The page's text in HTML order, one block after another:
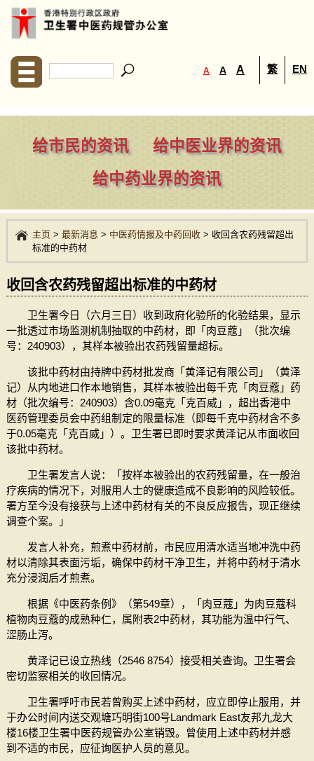
A A A 繁 EN
给市民的资讯
给中医业界的资讯
给中药业界的资讯
主页> 最新消息 > 中医药情报及中药回收> 收回含农药残留超出
标准的中药材
收回含农药残留超出标准的中药材
卫生署今日（六月三日）收到政府化验所的化验结果，显示
一批透过市场监测机制抽取的中药材，即「肉豆蔻」（批次编
号：240903），其样本被验出农药残留量超标。
该批中药材由持牌中药材批发商「黄泽记有限公司」（黄泽
记）从内地进口作本地销售，其样本被验出每千克「肉豆蔻」药
材（批次编号：240903）含0.09毫克「克百威」，超出香港中
医药管理委员会中药组制定的限量标准（即每千克中药材含不多
于0.05毫克「克百威」）。卫生署已即时要求黄泽记从市面收回
该批中药材。
卫生署发言人说：「按样本被验出的农药残留量，在一般治
疗疾病的情况下，对服用人士的健康造成不良影响的风险较低。
署方至今没有接获与上述中药材有关的不良反应报告，现正继续
调查个案。」
发言人补充，煎煮中药材前，市民应用清水适当地冲洗中药
材以清除其表面污垢，确保中药材干净卫生，并将中药材于清水
充分浸润后才煎煮。
根据《中医药条例》（第549章），「肉豆蔻」为肉豆蔻科
植物肉豆蔻的成熟种仁，属附表2中药材，其功能为温中行气、
涩肠止泻。
黄泽记已设立热线（2546 8754）接受相关查询。卫生署会
密切监察相关的收回情况。
卫生署呼吁市民若曾购买上述中药材，应立即停止服用，并
于办公时间内送交观塘巧明街100号Landmark East友邦九龙大
楼16楼卫生署中医药规管办公室销毁。曾使用上述中药材并感
到不适的市民，应征询医护人员的意见。